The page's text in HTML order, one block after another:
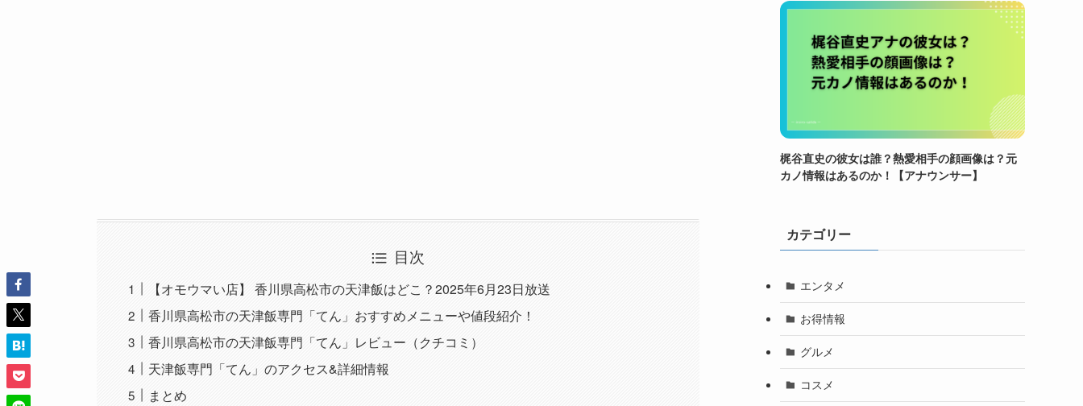
目次
【オモウマい店】 香川県高松市の天津飯はどこ？2025年6月23日放送
香川県高松市の天津飯専門「てん」おすすめメニューや値段紹介！
香川県高松市の天津飯専門「てん」レビュー（クチコミ）
天津飯専門「てん」のアクセス&詳細情報
まとめ
梶谷直史の彼女は誰？熱愛相手の顔画像は？元
カノ情報はあるのか！【アナウンサー】
カテゴリー
エンタメ
お得情報
グルメ
コスメ